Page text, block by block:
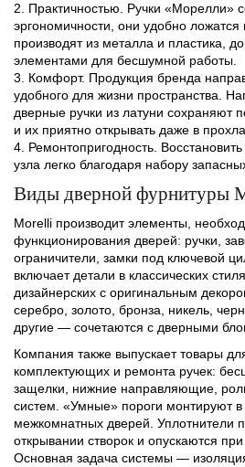
Практичностью. Ручки «Морелли»
эргономичности, они удобно
производят из металла и пластика,
элементами для бесшумной работы.
Комфорт. Продукция бренда
удобного для жизни пространства.
дверные ручки из латуни сохраняют
и их приятно открывать даже в
Ремонтопригодность.
узла легко благодаря набору
Виды дверной фурнитуры
Morelli производит элементы,
функционирования дверей: ручки,
ограничители, замки под ключевой
включает детали в классических
дизайнерских с оригинальным
серебро, золото, бронза, никель,
другие — сочетаются с дверными
Компания также выпускает товары
комплектующих и ремонта ручек:
защелки, нижние направляющие,
систем. «Умные» пороги монтируют
межкомнатных дверей. Уплотнители
открывании створок и опускаются
Основная задача системы —